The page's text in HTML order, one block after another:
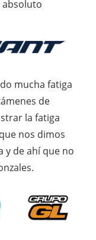
mucha fatiga
de
la fatiga
nos dimos
y de ahí que no